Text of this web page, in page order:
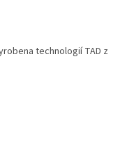
technologií TAD z